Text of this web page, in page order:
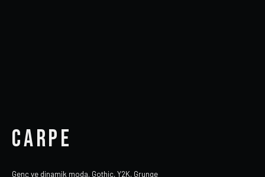
CARPE
Genç ve dinamik moda. Gothic, Y2K, Grunge